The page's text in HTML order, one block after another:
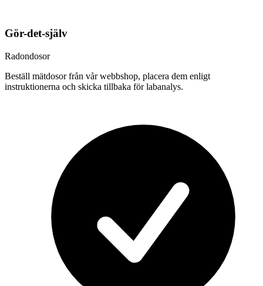
Gör-det-själv
Radondosor
Beställ mätdosor från vår webbshop, placera dem enligt
instruktionerna och skicka tillbaka för labanalys.